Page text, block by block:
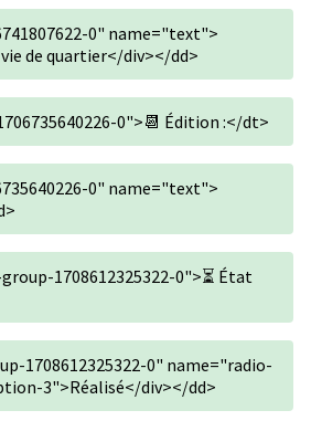
0" name="text">
de quartier</div></dd>
0">📆 Édition :</dt>
0" name="text">
1708612325322-0">⏳ État
1708612325322-0" name="radio-
3">Réalisé</div></dd>